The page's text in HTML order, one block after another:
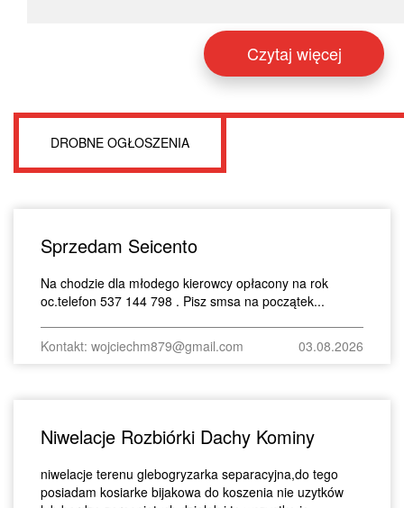
Czytaj więcej
DROBNE OGŁOSZENIA
Sprzedam Seicento
Na chodzie dla młodego kierowcy opłacony na rok
oc.telefon 537 144 798 . Pisz smsa na początek...
Kontakt: wojciechm879@gmail.com 03.08.2026
Niwelacje Rozbiórki Dachy Kominy
niwelacje terenu glebogryzarka separacyjna,do tego
posiadam kosiarke bijakowa do koszenia nie uzytków